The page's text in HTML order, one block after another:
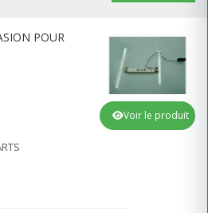
POUR
Voir le produit